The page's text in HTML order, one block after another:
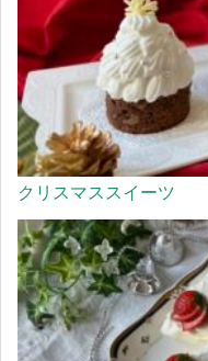
クリスマススイーツ